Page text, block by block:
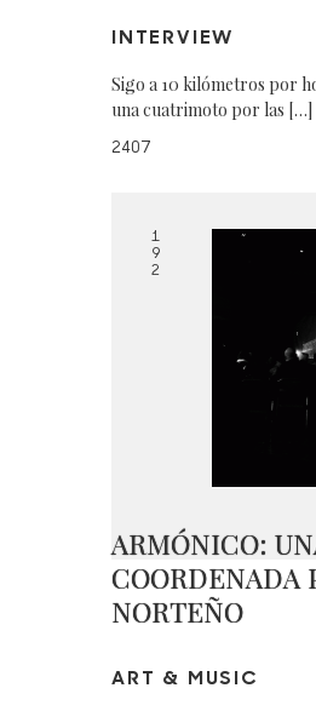
INTERVIEW
Sigo a 10 kilómetros por
una cuatrimoto por las […]
2407
1
9
2
ARMÓNICO:
COORDENADA
NORTEÑO
ART & MUSIC